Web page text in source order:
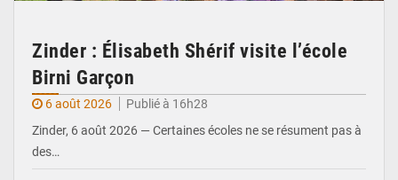
Zinder : Élisabeth Shérif visite l’école
Birni Garçon
6 août 2026
Publié à 16h28
Zinder, 6 août 2026 — Certaines écoles ne se résument pas à
des…